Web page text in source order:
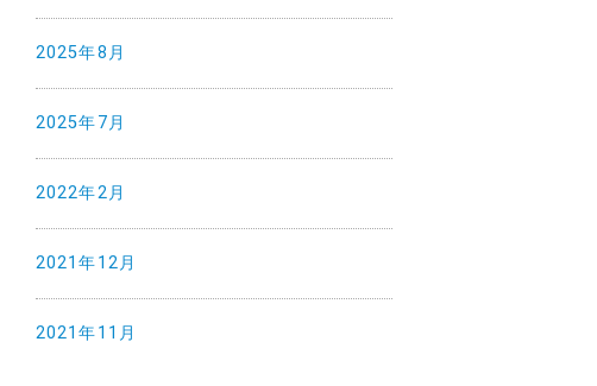
2025年8月
2025年7月
2022年2月
2021年12月
2021年11月